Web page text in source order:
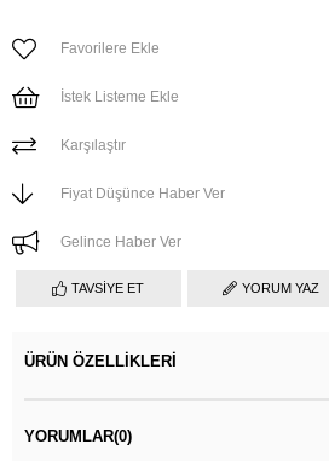
Favorilere Ekle
İstek Listeme Ekle
Karşılaştır
Fiyat Düşünce Haber Ver
Gelince Haber Ver
TAVSIYE ET YORUM YAZ
ÜRÜN ÖZELLIKLERI
YORUMLAR(0)